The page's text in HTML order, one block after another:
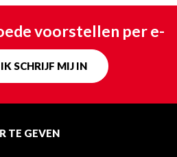
voorstellen per e-
IK SCHRIJF MIJ IN
TE GEVEN